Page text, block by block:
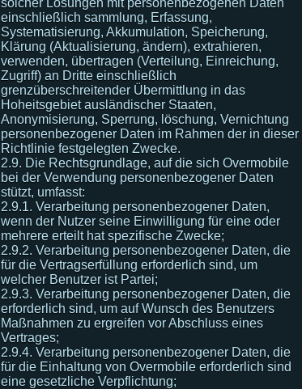
solcher Lösungen mit personenbezogenen Daten
einschließlich sammlung, Erfassung,
Systematisierung, Akkumulation, Speicherung,
Klärung (Aktualisierung, ändern), extrahieren,
verwenden, übertragen (Verteilung, Einreichung,
Zugriff) an Dritte einschließlich
grenzüberschreitender Übermittlung in das
Hoheitsgebiet ausländischer Staaten,
Anonymisierung, Sperrung, löschung, Vernichtung
personenbezogener Daten im Rahmen der in dieser
Richtlinie festgelegten Zwecke.
2.9. Die Rechtsgrundlage, auf die sich Overmobile
bei der Verwendung personenbezogener Daten
stützt, umfasst:
2.9.1. Verarbeitung personenbezogener Daten,
wenn der Nutzer seine Einwilligung für eine oder
mehrere erteilt hat spezifische Zwecke;
2.9.2. Verarbeitung personenbezogener Daten, die
für die Vertragserfüllung erforderlich sind, um
welcher Benutzer ist Partei;
2.9.3. Verarbeitung personenbezogener Daten, die
erforderlich sind, um auf Wunsch des Benutzers
Maßnahmen zu ergreifen vor Abschluss eines
Vertrages;
2.9.4. Verarbeitung personenbezogener Daten, die
für die Einhaltung von Overmobile erforderlich sind
eine gesetzliche Verpflichtung;